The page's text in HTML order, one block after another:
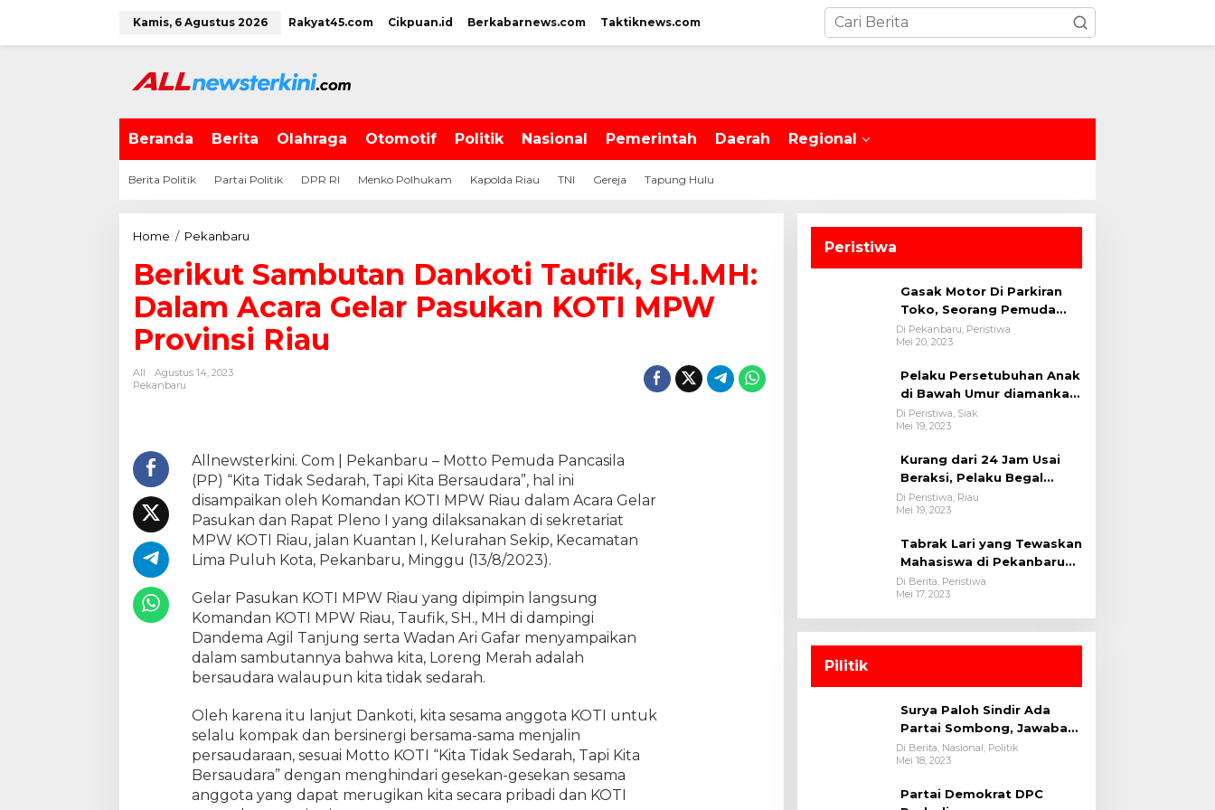
w
Kamis, 6 Agustus 2026 Rakyat45.com Cikpuan.id Berkabarnews.com Taktiknews.com
Beranda Berita Olahraga Otomotif Politik Nasional Pemerintah Daerah Regional
Berita Politik Partai Politik DPR RI Menko Polhukam Kapolda Riau TNI Gereja Tapung Hulu
Home / Pekanbaru
r
k
u
t
n
D
a
n
k
t
i
T
a
u
k
,
S
H
.
Berikut Sambutan Dankoti Taufik, SH.MH:
Dalam Acara Gelar Pasukan KOTI MPW
Provinsi Riau
All
Agustus 14, 2023
Pekanbaru
Allnewsterkini. Com | Pekanbaru – Motto Pemuda Pancasila
(PP) “Kita Tidak Sedarah, Tapi Kita Bersaudara”, hal ini
disampaikan oleh Komandan KOTI MPW Riau dalam Acara Gelar
Pasukan dan Rapat Pleno I yang dilaksanakan di sekretariat
MPW KOTI Riau, jalan Kuantan I, Kelurahan Sekip, Kecamatan
Lima Puluh Kota, Pekanbaru, Minggu (13/8/2023).
Gelar Pasukan KOTI MPW Riau yang dipimpin langsung
Komandan KOTI MPW Riau, Taufik, SH., MH di dampingi
Dandema Agil Tanjung serta Wadan Ari Gafar menyampaikan
dalam sambutannya bahwa kita, Loreng Merah adalah
bersaudara walaupun kita tidak sedarah.
Oleh karena itu lanjut Dankoti, kita sesama anggota KOTI untuk
selalu kompak dan bersinergi bersama-sama menjalin
persaudaraan, sesuai Motto KOTI “Kita Tidak Sedarah, Tapi Kita
Bersaudara” dengan menghindari gesekan-gesekan sesama
anggota yang dapat merugikan kita secara pribadi dan KOTI
Peristiwa
Gasak Motor Di Parkiran
Toko, Seorang Pemuda
Diamankan Polsek Bukit
Raya
Di Pekanbaru, Peristiwa
Mei 20, 2023
Pelaku Persetubuhan Anak
di Bawah Umur diamankan
oleh tim Opsnal Polsek
Tualang-Polres Siak-Polda
Di Peristiwa, Siak
Mei 19, 2023
Kurang dari 24 Jam Usai
Beraksi, Pelaku Begal
Berhasil Di Bekuk
Satreskrim Polres
Di Peristiwa, Riau
Mei 19, 2023
Tabrak Lari yang Tewaskan
Mahasiswa di Pekanbaru
Ditangkap Polisi
Di Berita, Peristiwa
Mei 17, 2023
Pilitik
Surya Paloh Sindir Ada
Partai Sombong, Jawaban
Megawati
Di Berita, Nasional, Politik
Mei 18, 2023
Partai Demokrat DPC